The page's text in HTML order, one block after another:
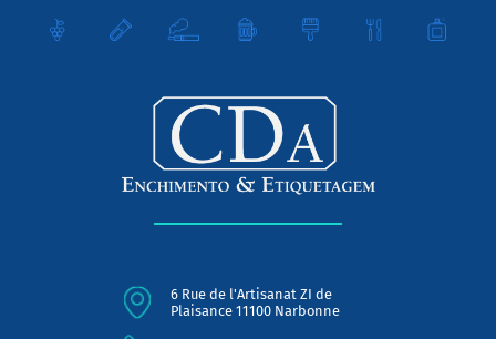
6 Rue de l'Artisanat ZI de
Plaisance 11100 Narbonne